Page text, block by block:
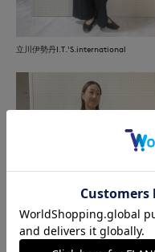
立川伊勢丹I.T.'S.international